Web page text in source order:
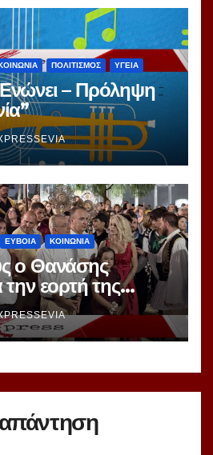
ΠΟΛΙΤΙΣΜΟΣ ΥΓΕΙΑ
– Πρόληψη
ΕΥΒΟΙΑ ΚΟΙΝΩΝΙΑ
ο Θανάσης
την εορτή της
Σωτήρος